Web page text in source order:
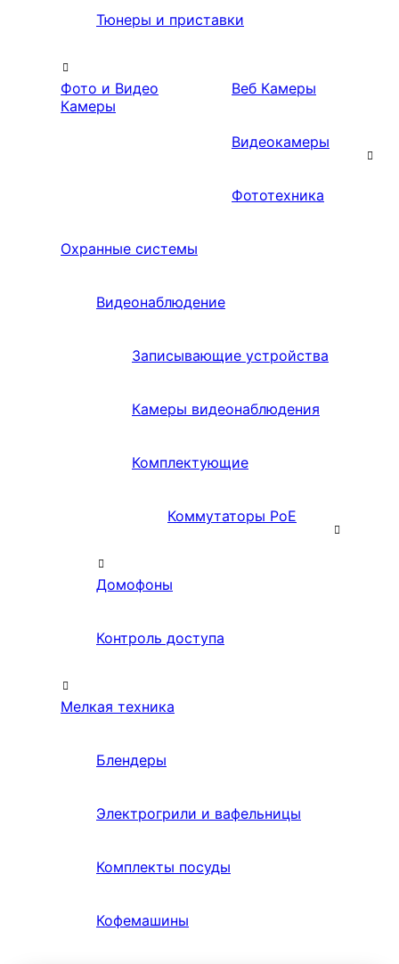
Тюнеры и приставки
Фото и Видео
Камеры
Веб Камеры
Видеокамеры
Фототехника
Охранные системы
Видеонаблюдение
Записывающие устройства
Камеры видеонаблюдения
Комплектующие
Коммутаторы PoE
Домофоны
Контроль доступа
Мелкая техника
Блендеры
Электрогрили и вафельницы
Комплекты посуды
Кофемашины